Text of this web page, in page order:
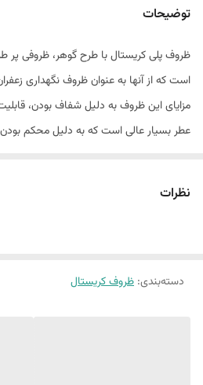
کسب اطلاعات بیشتر
توضیحات
ظروف پلی کریستال با طرح گوهر، ظروفی پر
است که از آنها به عنوان ظروف نگهداری
مزایای این ظروف به دلیل شفاف بودن،
عطر بسیار عالی است که به دلیل محکم
نظرات
دسته‌بندی: ظروف کریستال